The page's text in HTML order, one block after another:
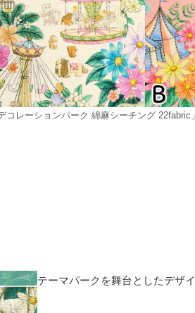
コレーションパーク 綿麻シーチング 22fabric
テーマパークを舞台としたデザ